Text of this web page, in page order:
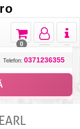
Toggle
Toggle
navigation
Toggle
navigation
0
Telefon: 0371236355